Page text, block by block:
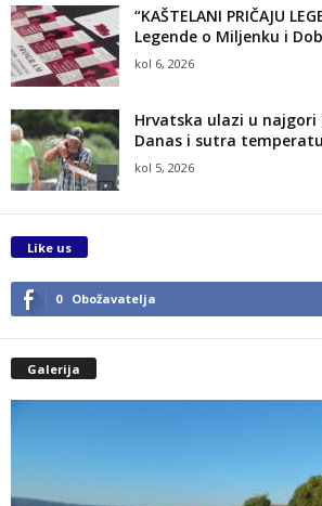
“KAŠTELANI PRIČAJU
Legende o Miljenku i
kol 6, 2026
Hrvatska ulazi u
Danas i sutra
kol 5, 2026
Like us
0 Obožavatelja
Galerija